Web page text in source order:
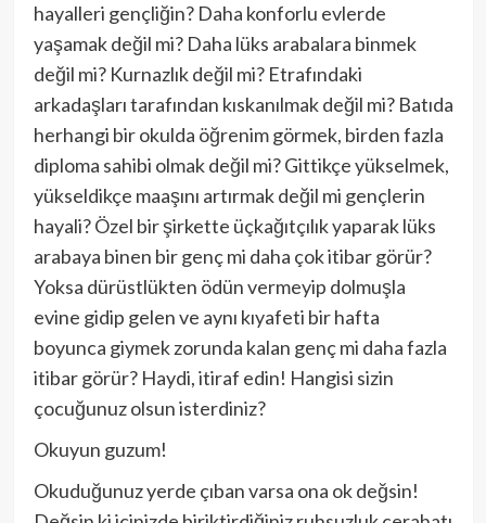
hayalleri gençliğin? Daha konforlu evlerde
yaşamak değil mi? Daha lüks arabalara binmek
değil mi? Kurnazlık değil mi? Etrafındaki
arkadaşları tarafından kıskanılmak değil mi? Batıda
herhangi bir okulda öğrenim görmek, birden fazla
diploma sahibi olmak değil mi? Gittikçe yükselmek,
yükseldikçe maaşını artırmak değil mi gençlerin
hayali? Özel bir şirkette üçkağıtçılık yaparak lüks
arabaya binen bir genç mi daha çok itibar görür?
Yoksa dürüstlükten ödün vermeyip dolmuşla
evine gidip gelen ve aynı kıyafeti bir hafta
boyunca giymek zorunda kalan genç mi daha fazla
itibar görür? Haydi, itiraf edin! Hangisi sizin
çocuğunuz olsun isterdiniz?
Okuyun guzum!
Okuduğunuz yerde çıban varsa ona ok değsin!